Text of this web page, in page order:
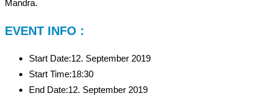
Mandra.
EVENT INFO :
Start Date:12. September 2019
Start Time:18:30
End Date:12. September 2019